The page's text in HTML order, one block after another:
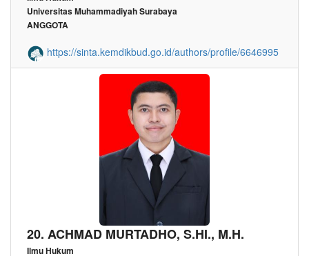
Universitas Muhammadiyah Surabaya
ANGGOTA
https://sinta.kemdikbud.go.id/authors/profile/6646995
20. ACHMAD MURTADHO, S.HI., M.H.
Ilmu Hukum